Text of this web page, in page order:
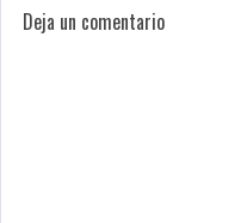
Deja un comentario